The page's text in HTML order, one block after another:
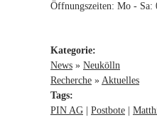
Öffnungszeiten: Mo -
Kategorie:
News » Neukölln
Recherche » Aktuelles
Tags:
PIN AG
Postbote